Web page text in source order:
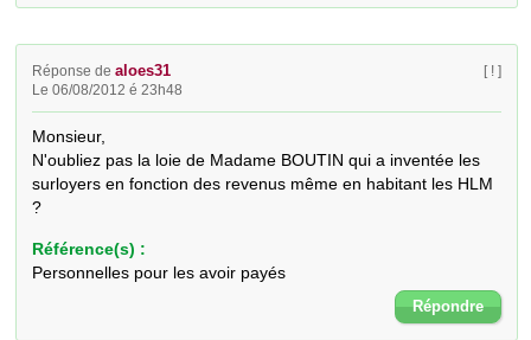
Réponse dealoes31
Le 06/08/2012 é 23h48
[ ! ]
Monsieur,
N'oubliez pas la loie de Madame BOUTIN qui a inventée les
surloyers en fonction des revenus même en habitant les HLM
?
Référence(s) :
Personnelles pour les avoir payés
Répondre